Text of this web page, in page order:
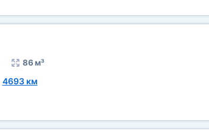
86 м³
4693 км